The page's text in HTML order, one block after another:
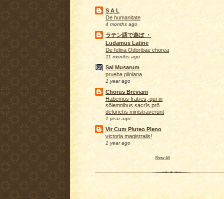
S A L
De humanitate
4 months ago
ラテン語で遊ぼ ・
Ludamus Latine
De felina Odoribae chorea
11 months ago
Sal Musarum
prueba pliniana
1 year ago
Chorus Breviarii
Habēmus frātrēs, quī in
sōlemnibus sacrīs prō
dēfūnctīs ministrāvērunt
1 year ago
Vir Cum Pluteo Pleno
victoria magistralis!
1 year ago
Show All